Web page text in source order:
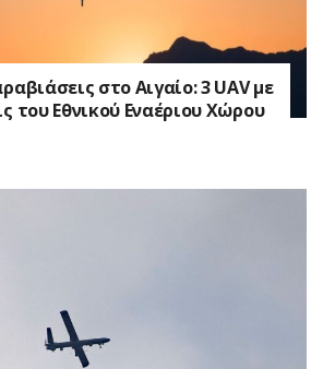
στο Αιγαίο: 3 UAV με
του Εθνικού Εναέριου Χώρου